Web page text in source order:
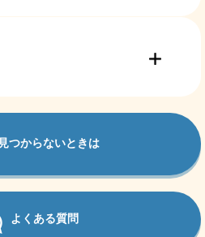
見つからないときは
よくある質問